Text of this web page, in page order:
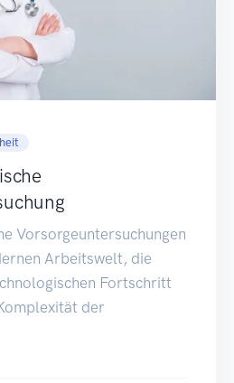
Vorsorgeuntersuchungen
Arbeitswelt, die
Fortschritt
der